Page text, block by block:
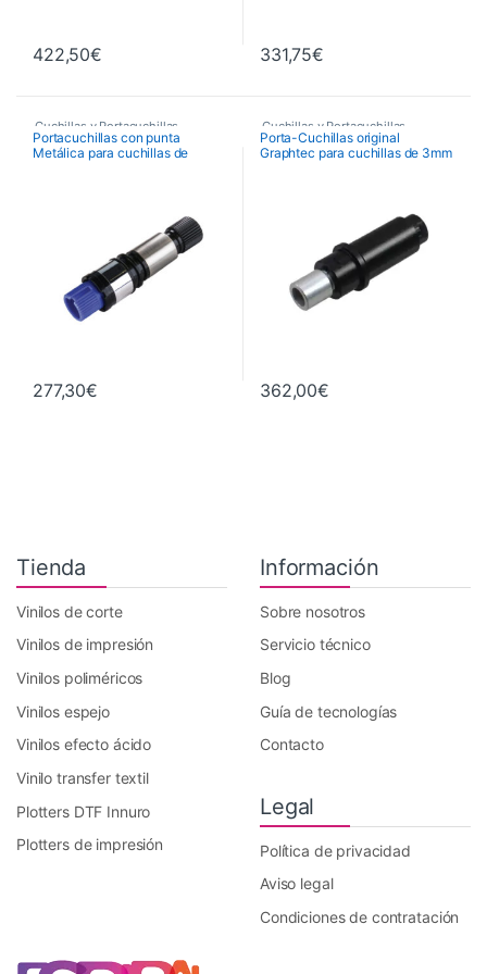
422,50€ 331,75€
Cuchillas y Portacuchillas
Graphtec
Portacuchillas con punta
Metálica para cuchillas de
277,30€
Cuchillas y Portacuchillas
Graphtec
Porta-Cuchillas original
Graphtec para cuchillas de 3mm
362,00€
Tienda
Vinilos de corte
Vinilos de impresión
Vinilos poliméricos
Vinilos espejo
Vinilos efecto ácido
Vinilo transfer textil
Plotters DTF Innuro
Plotters de impresión
Información
Sobre nosotros
Servicio técnico
Blog
Guía de tecnologías
Contacto
Legal
Política de privacidad
Aviso legal
Condiciones de contratación